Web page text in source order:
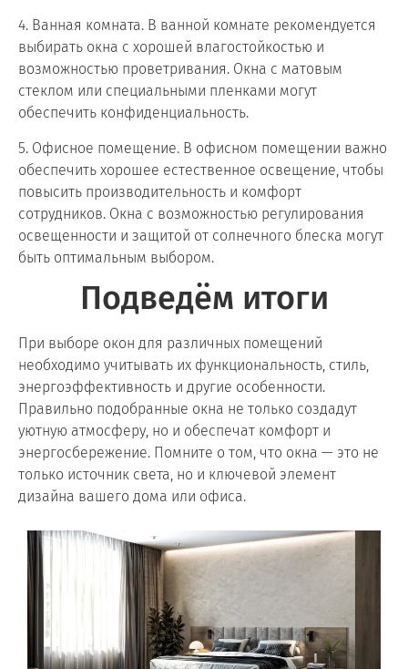
4. Ванная комната. В ванной комнате рекомендуется
выбирать окна с хорошей влагостойкостью и
возможностью проветривания. Окна с матовым
стеклом или специальными пленками могут
обеспечить конфиденциальность.
5. Офисное помещение. В офисном помещении важно
обеспечить хорошее естественное освещение, чтобы
повысить производительность и комфорт
сотрудников. Окна с возможностью регулирования
освещенности и защитой от солнечного блеска могут
быть оптимальным выбором.
Подведём итоги
При выборе окон для различных помещений
необходимо учитывать их функциональность, стиль,
энергоэффективность и другие особенности.
Правильно подобранные окна не только создадут
уютную атмосферу, но и обеспечат комфорт и
энергосбережение. Помните о том, что окна — это не
только источник света, но и ключевой элемент
дизайна вашего дома или офиса.